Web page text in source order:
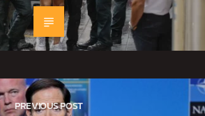
PREVIOUS POST